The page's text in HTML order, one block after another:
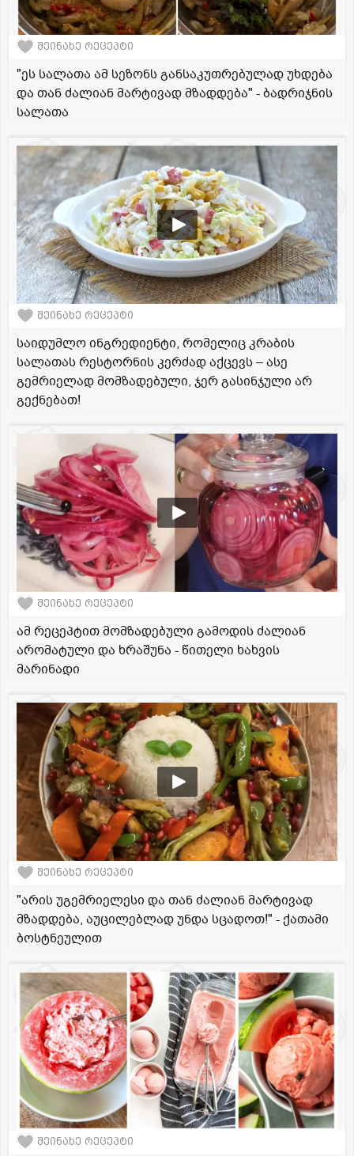
შეინახე რეცეპტი
"ეს სალათა ამ სეზონს განსაკუთრებულად უხდება
და თან ძალიან მარტივად მზადდება" - ბადრიჯნის
სალათა
შეინახე რეცეპტი
საიდუმლო ინგრედიენტი, რომელიც კრაბის
სალათას რესტორნის კერძად აქცევს – ასე
გემრიელად მომზადებული, ჯერ გასინჯული არ
გექნებათ!
შეინახე რეცეპტი
ამ რეცეპტით მომზადებული გამოდის ძალიან
არომატული და ხრაშუნა - წითელი ხახვის
მარინადი
შეინახე რეცეპტი
"არის უგემრიელესი და თან ძალიან მარტივად
მზადდება, აუცილებლად უნდა სცადოთ!" - ქათამი
ბოსტნეულით
შეინახე რეცეპტი